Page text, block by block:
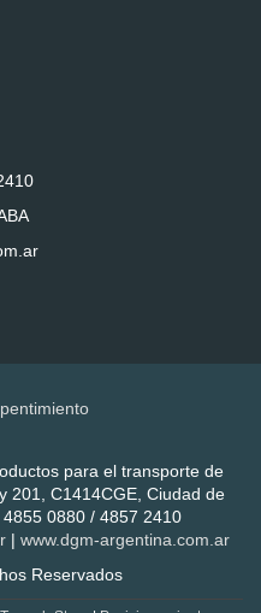
para el transporte de
201, C1414CGE, Ciudad de
4855 0880 / 4857 2410
| www.dgm-argentina.com.ar
Reservados